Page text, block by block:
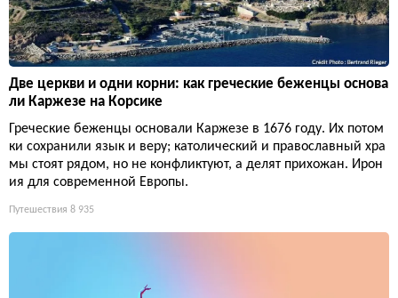
Две церкви и одни корни: как греческие беженцы основа
ли Каржезе на Корсике
Греческие беженцы основали Каржезе в 1676 году. Их потом
ки сохранили язык и веру; католический и православный хра
мы стоят рядом, но не конфликтуют, а делят прихожан. Ирон
ия для современной Европы.
Путешествия 8 935